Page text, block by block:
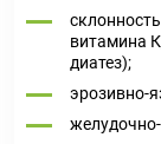
витамина
диатез);
эрозивно-